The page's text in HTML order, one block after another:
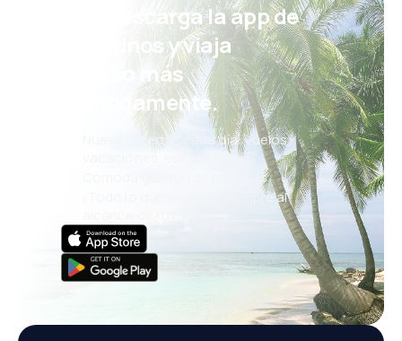
¡Eh! Descarga la app de
eDestinos y viaja
incluso más
cómodamente.
Nuevas ofertas cada día: vuelos,
vacaciones, escapadas
Cómoda gestión de reservas
¡Todo lo que importa, siempre al